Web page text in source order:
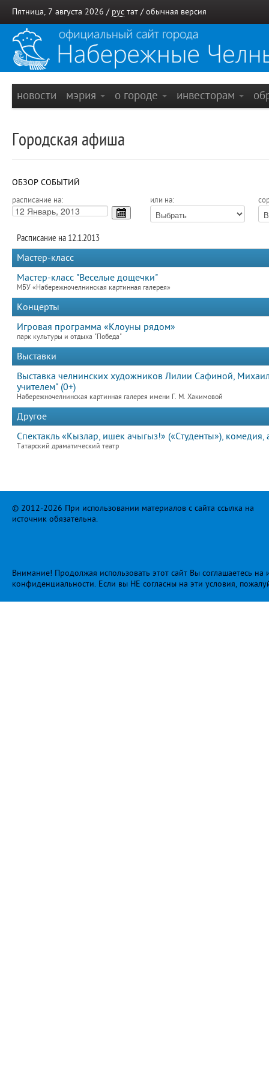
Пятница, 7 августа 2026 / рус тат / обычная версия
новости мэрия о городе инвесторам
Городская афиша
ОБЗОР СОБЫТИЙ
расписание на: или на:
Расписание на 12.1.2013
Мастер-класс
Мастер-класс "Веселые дощечки"
МБУ «Набережночелнинская картинная галерея»
Концерты
Игровая программа «Клоуны рядом»
парк культуры и отдыха "Победа"
Выставки
Выставка челнинских художников Лилии Сафиной,
учителем" (0+)
Набережночелнинская картинная галерея имени Г. М. Хакимовой
Другое
Спектакль «Кызлар, ишек ачыгыз!» («Студенты»), комедия,
Татарский драматический театр
© 2012-2026 При использовании материалов с сайта ссылка на
источник обязательна.
Внимание! Продолжая использовать этот сайт Вы соглашаетесь
конфиденциальности. Если вы НЕ согласны на эти условия,